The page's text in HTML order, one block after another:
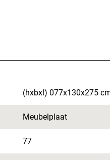
(hxbxl) 077x130x275
Meubelplaat
77